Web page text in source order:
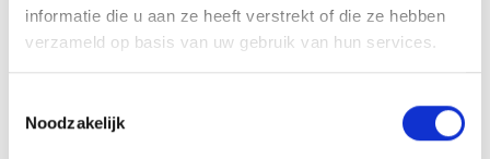
informatie die u aan ze heeft verstrekt of die ze hebben
verzameld op basis van uw gebruik van hun services.
Noodzakelijk
Ontdek Bergen op jouw eigen
manier